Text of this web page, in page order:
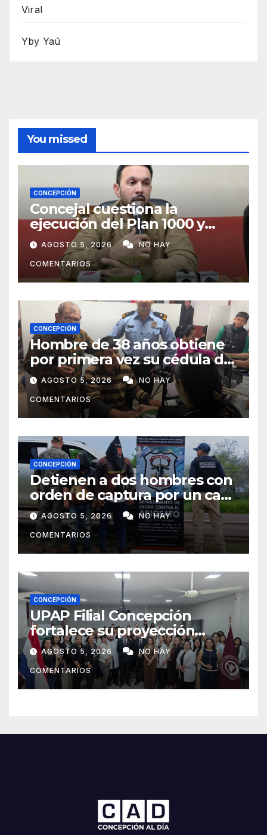
Viral
Yby Yaú
You missed
CONCEPCIÓN
Concejal cuestiona la
ejecución del Plan 1000 y
pide mayor participación del
municipio
AGOSTO 5, 2026 NO HAY
COMENTARIOS
CONCEPCIÓN
Hombre de 38 años obtiene
por primera vez su cédula de
identidad en Concepción
AGOSTO 5, 2026 NO HAY
COMENTARIOS
CONCEPCIÓN
Detienen a dos hombres con
orden de captura por un caso
de abigeato
AGOSTO 5, 2026 NO HAY
COMENTARIOS
CONCEPCIÓN
UPAP Filial Concepción
fortalece su proyección
internacional con la visita del
Prof. Dr. Antonio Castaño,
referente de la Universidad
de Sevilla
AGOSTO 5, 2026 NO HAY
COMENTARIOS